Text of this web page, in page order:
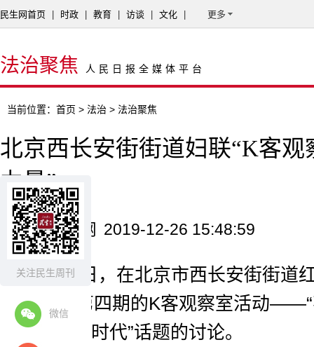
关注民生周刊
微信
民生网首页 时政 教育 访谈 文化 更多
法治聚焦 人民日报全媒体平台
当前位置： 首页 > 法治 > 法治聚焦
北京西长安街街道妇联“K客观
力量”
来源：民生网 2019-12-26 15:48:59
12月11日，在北京市西长安街街道
2019年度第四期的K客观察室活动
建功立业新时代”话题的讨论。